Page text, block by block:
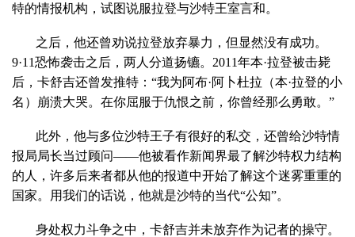
特的情报机构，试图说服拉登与沙特王室言和。
之后，他还曾劝说拉登放弃暴力，但显然没有成功。
9·11恐怖袭击之后，两人分道扬镳。2011年本·拉登被击毙
后，卡舒吉还曾发推特：“我为阿布·阿卜杜拉（本·拉登的小
名）崩溃大哭。在你屈服于仇恨之前，你曾经那么勇敢。”
此外，他与多位沙特王子有很好的私交，还曾给沙特情
报局局长当过顾问——他被看作新闻界最了解沙特权力结构
的人，许多后来者都从他的报道中开始了解这个迷雾重重的
国家。用我们的话说，他就是沙特的当代“公知”。
身处权力斗争之中，卡舒吉并未放弃作为记者的操守。